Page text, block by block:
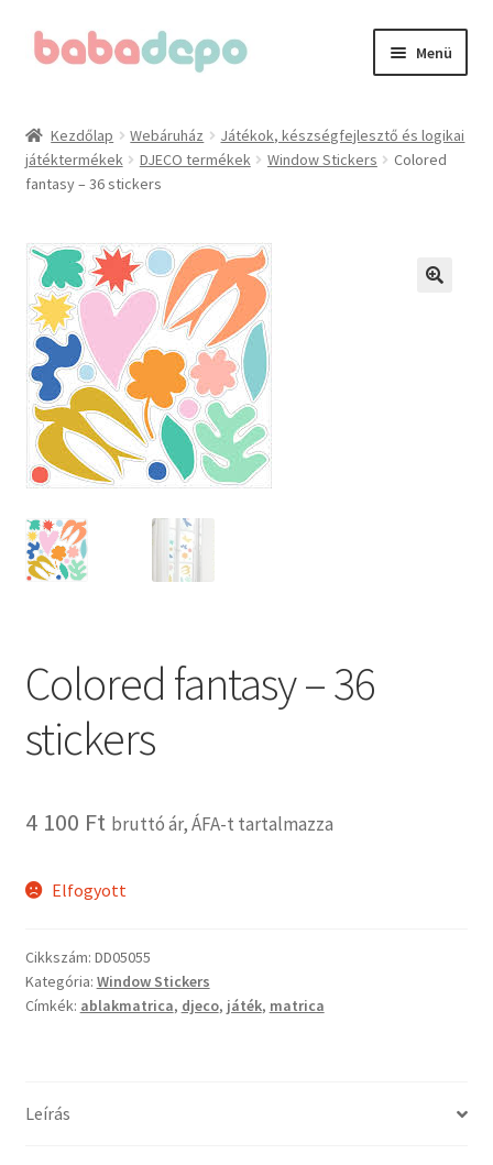
Ugrás
Kilépés
Menü
A fiókom
Általános Szerződési Feltételek (ÁSZF)
Blog
Cégünkről
Elérhetőségeink
Kosár
Pénztár
Affenzahn táskák
B.Toys termékeink
Satch táskák, tolltartók és kiegészítők
Kezdőlap Webáruház
Játékok, készségfejlesztő és logikai
játéktermékek
DJECO termékek Window Stickers
Colored
fantasy – 36 stickers
Colored fantasy – 36
stickers
4 100 Ft bruttó ár, ÁFA-t tartalmazza
Elfogyott
Cikkszám: DD05055
Kategória: Window Stickers
Címkék: ablakmatrica, djeco, játék, matrica
Leírás